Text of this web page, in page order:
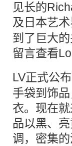
见长的
及日本艺
到了巨大
留言查看
LV正式公
手袋到饰
衣。现在
品以黑、
调，密集